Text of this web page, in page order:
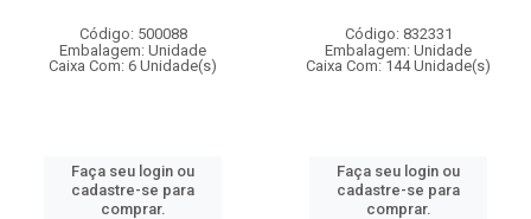
Código: 500088
Embalagem: Unidade
Caixa Com: 6 Unidade(s)
Faça seu login ou
cadastre-se para
comprar.
Código: 832331
Embalagem: Unidade
Caixa Com: 144 Unidade(s)
Faça seu login ou
cadastre-se para
comprar.